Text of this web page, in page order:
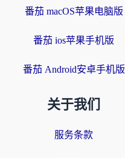
番茄 macOS苹果电脑版
番茄 ios苹果手机版
番茄 Android安卓手机版
关于我们
服务条款